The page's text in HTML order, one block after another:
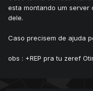
esta montando um server
dele.
Caso precisem de ajuda
obs : +REP pra tu zeref